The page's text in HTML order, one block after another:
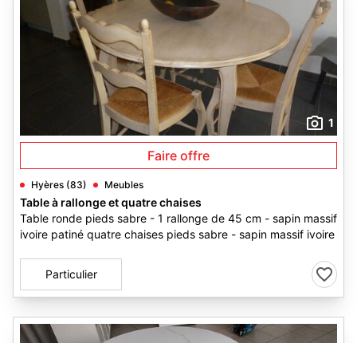
1
Faire offre
Hyères (83) Meubles
Table à rallonge et quatre chaises
Table ronde pieds sabre - 1 rallonge de 45 cm - sapin massif
ivoire patiné quatre chaises pieds sabre - sapin massif ivoire
Particulier